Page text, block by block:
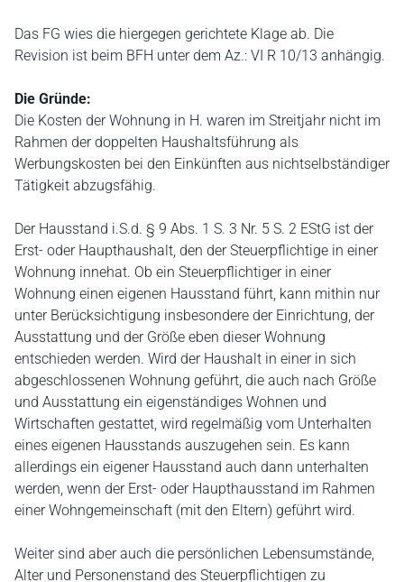
Das FG wies die hiergegen gerichtete Klage ab. Die
Revision ist beim BFH unter dem Az.: VI R 10/13 anhängig.
Die Gründe:
Die Kosten der Wohnung in H. waren im Streitjahr nicht im
Rahmen der doppelten Haushaltsführung als
Werbungskosten bei den Einkünften aus nichtselbständiger
Tätigkeit abzugsfähig.
Der Hausstand i.S.d. § 9 Abs. 1 S. 3 Nr. 5 S. 2 EStG ist der
Erst- oder Haupthaushalt, den der Steuerpflichtige in einer
Wohnung innehat. Ob ein Steuerpflichtiger in einer
Wohnung einen eigenen Hausstand führt, kann mithin nur
unter Berücksichtigung insbesondere der Einrichtung, der
Ausstattung und der Größe eben dieser Wohnung
entschieden werden. Wird der Haushalt in einer in sich
abgeschlossenen Wohnung geführt, die auch nach Größe
und Ausstattung ein eigenständiges Wohnen und
Wirtschaften gestattet, wird regelmäßig vom Unterhalten
eines eigenen Hausstands auszugehen sein. Es kann
allerdings ein eigener Hausstand auch dann unterhalten
werden, wenn der Erst- oder Haupthausstand im Rahmen
einer Wohngemeinschaft (mit den Eltern) geführt wird.
Weiter sind aber auch die persönlichen Lebensumstände,
Alter und Personenstand des Steuerpflichtigen zu